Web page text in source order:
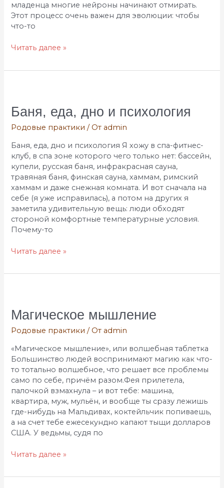
младенца многие нейроны начинают отмирать.
Этот процесс очень важен для эволюции: чтобы
что-то
Читать далее »
Баня, еда, дно и психология
Родовые практики / От admin
Баня, еда, дно и психология Я хожу в спа-фитнес-
клуб, в спа зоне которого чего только нет: бассейн,
купели, русская баня, инфракрасная сауна,
травяная баня, финская сауна, хаммам, римский
хаммам и даже снежная комната. И вот сначала на
себе (я уже исправилась), а потом на других я
заметила удивительную вещь: люди обходят
стороной комфортные температурные условия.
Почему-то
дно
и
психология
Читать далее »
Магическое мышление
Родовые практики / От admin
«Магическое мышление», или волшебная таблетка
Большинство людей воспринимают магию как что-
то тотально волшебное, что решает все проблемы
само по себе, причём разом.Фея прилетела,
палочкой взмахнула – и вот тебе: машина,
квартира, муж, мульён, и вообще ты сразу лежишь
где-нибудь на Мальдивах, коктейльчик попиваешь,
а на счет тебе ежесекундно капают тыщи долларов
США. У ведьмы, судя по
Читать далее »